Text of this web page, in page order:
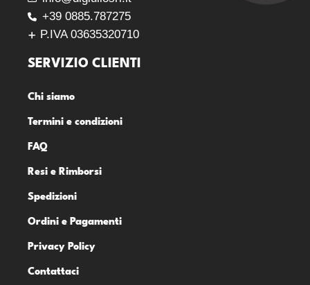
+39 0885.787275
P.IVA 03635320710
SERVIZIO CLIENTI
Chi siamo
Termini e condizioni
FAQ
Resi e Rimborsi
Spedizioni
Ordini e Pagamenti
Privacy Policy
Contattaci